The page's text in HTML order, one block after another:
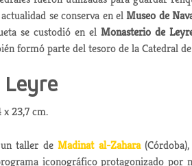
se conserva en elMuseo de
se custodió en elMonasterio de
formó parte del tesoro de la Catedral
Leyre
x 23,7 cm.
un taller deMadinat al-Zahara
iconográfico protagonizado por